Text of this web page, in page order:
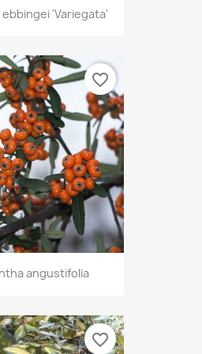
'Variegata'
angustifolia
favorite_border
favorite_border